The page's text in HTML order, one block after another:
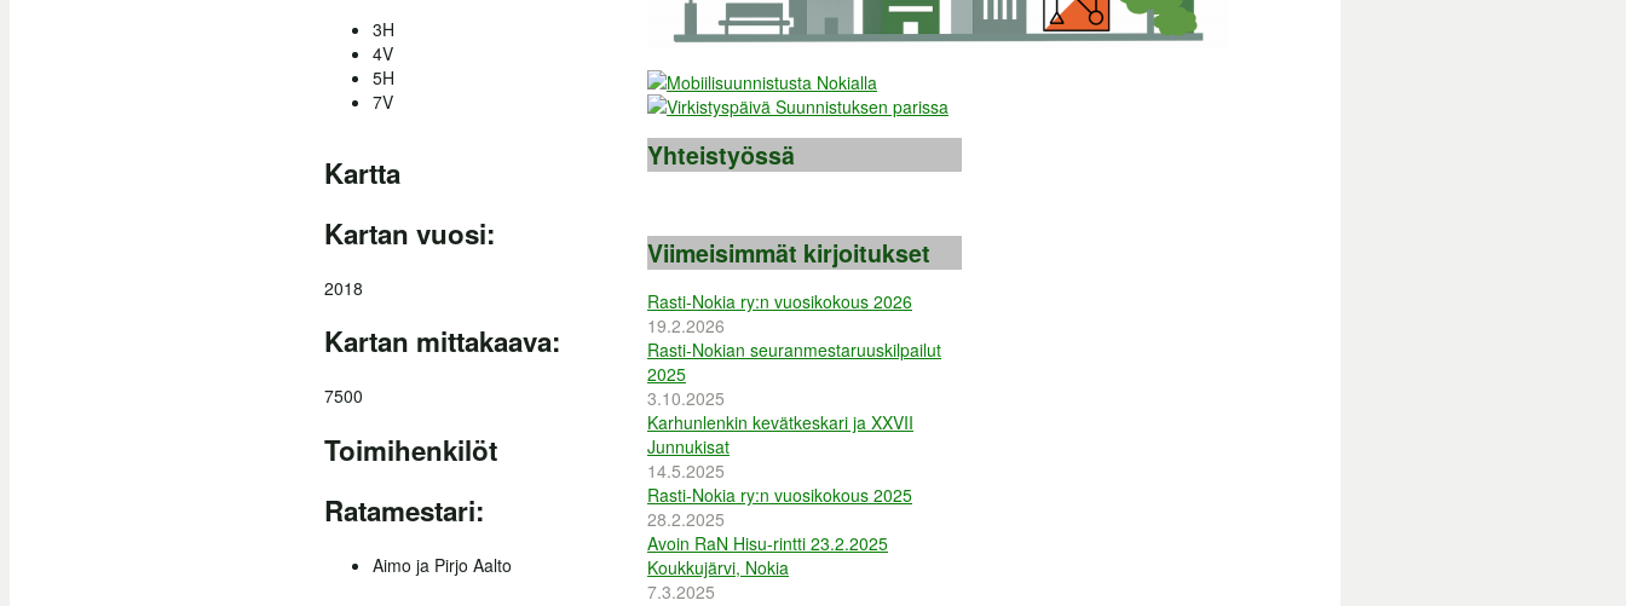
3H
4V
5H
7V
Kartta
Kartan vuosi:
2018
Kartan mittakaava:
7500
Toimihenkilöt
Ratamestari:
Aimo ja Pirjo Aalto
Yhteistyössä
Viimeisimmät kirjoitukset
Rasti-Nokia ry:n vuosikokous 2026
19.2.2026
Rasti-Nokian seuranmestaruuskilpailut
2025
3.10.2025
Karhunlenkin kevätkeskari ja XXVII
Junnukisat
14.5.2025
Rasti-Nokia ry:n vuosikokous 2025
28.2.2025
Avoin RaN Hisu-rintti 23.2.2025
Koukkujärvi, Nokia
7.3.2025